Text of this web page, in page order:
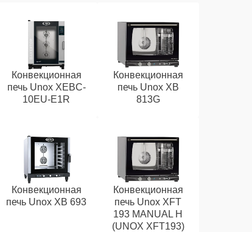
Конвекционная
печь Unox XEBC-
10EU-E1R
Конвекционная
печь Unox XB
813G
Конвекционная
печь Unox XB 693
Конвекционная
печь Unox XFT
193 MANUAL H
(UNOX XFT193)